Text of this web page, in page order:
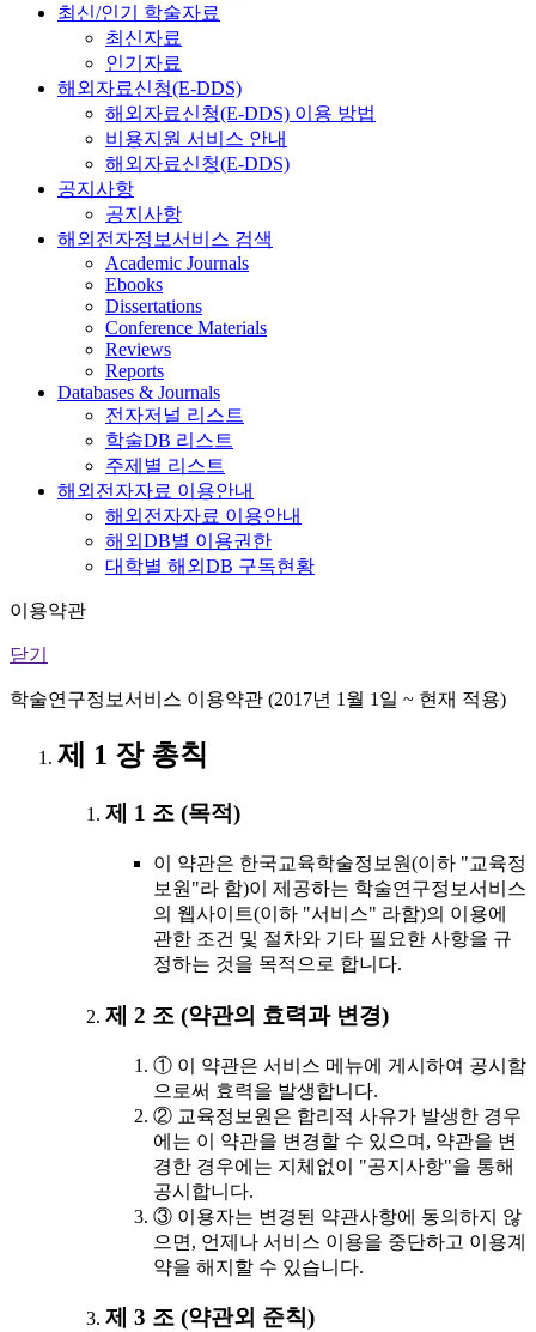
최신/인기 학술자료
최신자료
인기자료
해외자료신청(E-DDS)
해외자료신청(E-DDS) 이용 방법
비용지원 서비스 안내
해외자료신청(E-DDS)
공지사항
공지사항
해외전자정보서비스 검색
Academic Journals
Ebooks
Dissertations
Conference Materials
Reviews
Reports
Databases & Journals
전자저널 리스트
학술DB 리스트
주제별 리스트
해외전자자료 이용안내
해외전자자료 이용안내
해외DB별 이용권한
대학별 해외DB 구독현황
이용약관
닫기
학술연구정보서비스 이용약관 (2017년 1월 1일 ~ 현재 적용)
제 1 장 총칙
제 1 조 (목적)
이 약관은 한국교육학술정보원(이하 "교육정
보원"라 함)이 제공하는 학술연구정보서비스
의 웹사이트(이하 "서비스" 라함)의 이용에
관한 조건 및 절차와 기타 필요한 사항을 규
정하는 것을 목적으로 합니다.
제 2 조 (약관의 효력과 변경)
① 이 약관은 서비스 메뉴에 게시하여 공시함
으로써 효력을 발생합니다.
② 교육정보원은 합리적 사유가 발생한 경우
에는 이 약관을 변경할 수 있으며, 약관을 변
경한 경우에는 지체없이 "공지사항"을 통해
공시합니다.
③ 이용자는 변경된 약관사항에 동의하지 않
으면, 언제나 서비스 이용을 중단하고 이용계
약을 해지할 수 있습니다.
제 3 조 (약관외 준칙)